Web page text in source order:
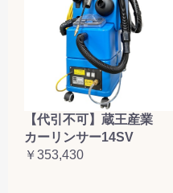
【代引不可】蔵王産業
カーリンサー14SV
￥353,430